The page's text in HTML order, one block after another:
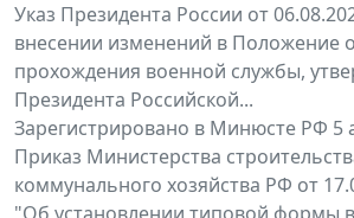
Указ Президента России от
внесении изменений в Положение
прохождения военной службы,
Президента Российской...
Зарегистрировано в Минюсте РФ 5
Приказ Министерства
коммунального хозяйства РФ от